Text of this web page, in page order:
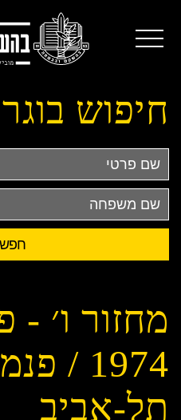
חיפוש
שם
פרטי
שם
משפחה
מחזור ו׳
1974 /
תל-אביב